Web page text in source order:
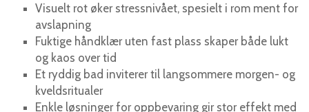
Visuelt rot øker stressnivået, spesielt i rom ment for
avslapning
Fuktige håndklær uten fast plass skaper både lukt
og kaos over tid
Et ryddig bad inviterer til langsommere morgen- og
kveldsritualer
Enkle løsninger for oppbevaring gir stor effekt med